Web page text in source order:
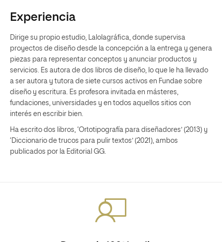
Experiencia
Dirige su propio estudio, Lalolagráfica, donde supervisa
proyectos de diseño desde la concepción a la entrega y genera
piezas para representar conceptos y anunciar productos y
servicios. Es autora de dos libros de diseño, lo que le ha llevado
a ser autora y tutora de siete cursos activos en Fundae sobre
diseño y escritura. Es profesora invitada en másteres,
fundaciones, universidades y en todos aquellos sitios con
interés en escribir bien.
Ha escrito dos libros, ‘Ortotipografía para diseñadores’ (2013) y
‘Diccionario de trucos para pulir textos’ (2021), ambos
publicados por la Editorial GG.